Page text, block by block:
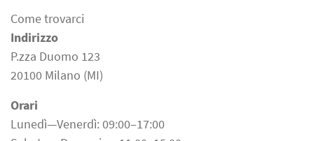
Come trovarci
Indirizzo
P.zza Duomo 123
20100 Milano (MI)
Orari
Lunedì—Venerdì: 09:00–17:00